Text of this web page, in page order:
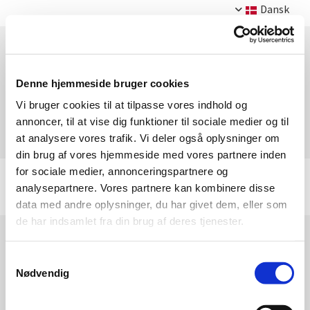
Denne hjemmeside bruger cookies
Vi bruger cookies til at tilpasse vores indhold og
annoncer, til at vise dig funktioner til sociale medier og til
at analysere vores trafik. Vi deler også oplysninger om
din brug af vores hjemmeside med vores partnere inden
for sociale medier, annonceringspartnere og
analysepartnere. Vores partnere kan kombinere disse
data med andre oplysninger, du har givet dem, eller som
de har indsamlet fra din brug af deres tjenester.
Nødvendig
Dansk